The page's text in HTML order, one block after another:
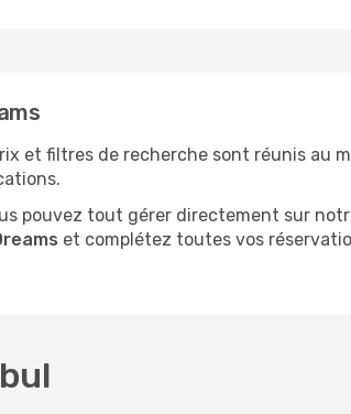
et filtres de recherche sont réunis au
pouvez tout gérer directement sur
et complétez toutes vos